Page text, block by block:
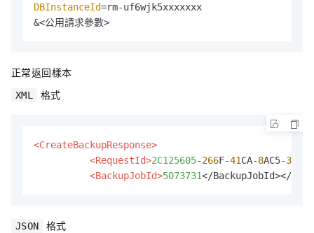
DBInstanceId=rm-uf6wjk5xxxxxxx
正常返回樣本
XML 格式
<CreateBackupResponse>
<RequestId>2C125605-266F-41CA-8AC5-3
<BackupJobId>5073731</BackupJobId></
JSON 格式